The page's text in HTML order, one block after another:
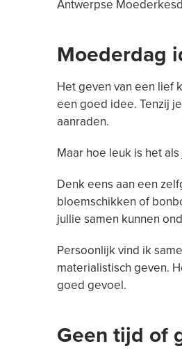
Antwerpse
Moederdag
Het geven van een lief
een goed idee. Tenzij
aanraden.
Maar hoe leuk is het
Denk eens aan een
bloemschikken of
jullie samen kunnen
Persoonlijk vind ik
materialistisch geven.
goed gevoel.
Geen tijd of